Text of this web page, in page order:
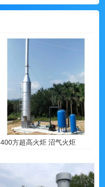
400方超高火炬 沼气火炬